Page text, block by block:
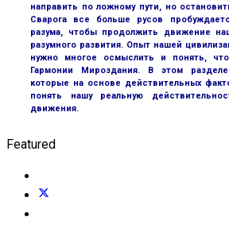
направить по ложному пути, но
Сварога все больше русов
разума, чтобы продолжить движение
разумного развития. Опыт нашей
нужно многое осмыслить и понять,
Гармонии Мироздания. В этом
которые на основе действительных
понять нашу реальную
движения.
Featured